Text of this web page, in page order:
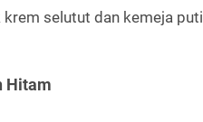
selutut dan kemeja
Hitam